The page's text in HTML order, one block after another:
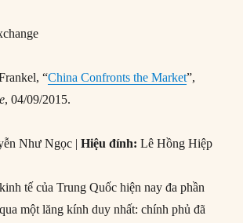
“China Confronts the Market”,
, 04/09/2015.
Như Ngọc |Hiệu đính: Lê Hồng Hiệp
tế của Trung Quốc hiện nay đa phần
một lăng kính duy nhất: chính phủ đã